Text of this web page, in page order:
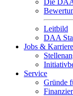
Die
Leitbild
DAA
Jobs & Karriere
Service
Gründe